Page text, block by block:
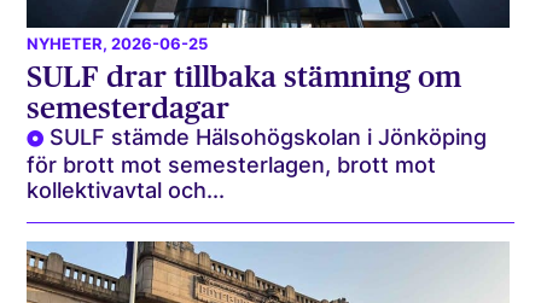
NYHETER, 2026-06-25
SULF drar tillbaka stämning om
semesterdagar
SULF stämde Hälsohögskolan i Jönköping
för brott mot semesterlagen, brott mot
kollektivavtal och...